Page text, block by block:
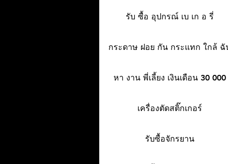
รับ ซื้อ อุปกรณ์ เบ เก อ รี่
กระดาษ ฝอย กัน กระแทก ใกล้ ฉั
หา งาน พี่เลี้ยง เงินเดือน 30 000
เครื่องตัดสติ๊กเกอร์
รับซื้อจักรยาน